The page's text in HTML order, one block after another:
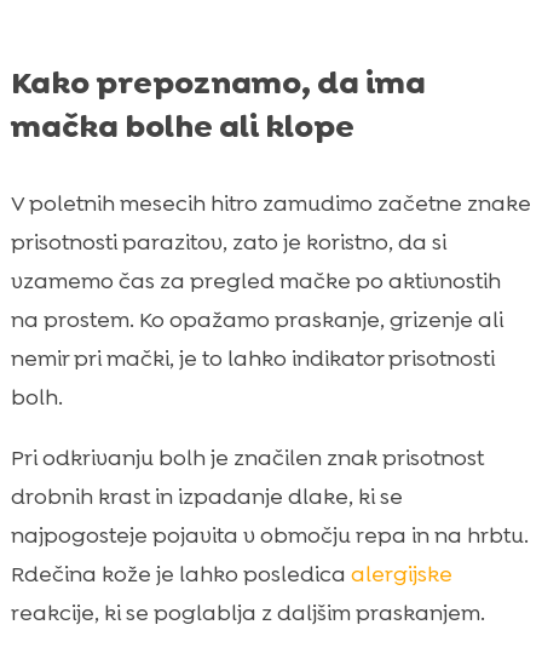
Kako prepoznamo, da ima
mačka bolhe ali klope
V poletnih mesecih hitro zamudimo začetne znake
prisotnosti parazitov, zato je koristno, da si
vzamemo čas za pregled mačke po aktivnostih
na prostem. Ko opažamo praskanje, grizenje ali
nemir pri mački, je to lahko indikator prisotnosti
bolh.
Pri odkrivanju bolh je značilen znak prisotnost
drobnih krast in izpadanje dlake, ki se
najpogosteje pojavita v območju repa in na hrbtu.
Rdečina kože je lahko posledica alergijske
reakcije, ki se poglablja z daljšim praskanjem.